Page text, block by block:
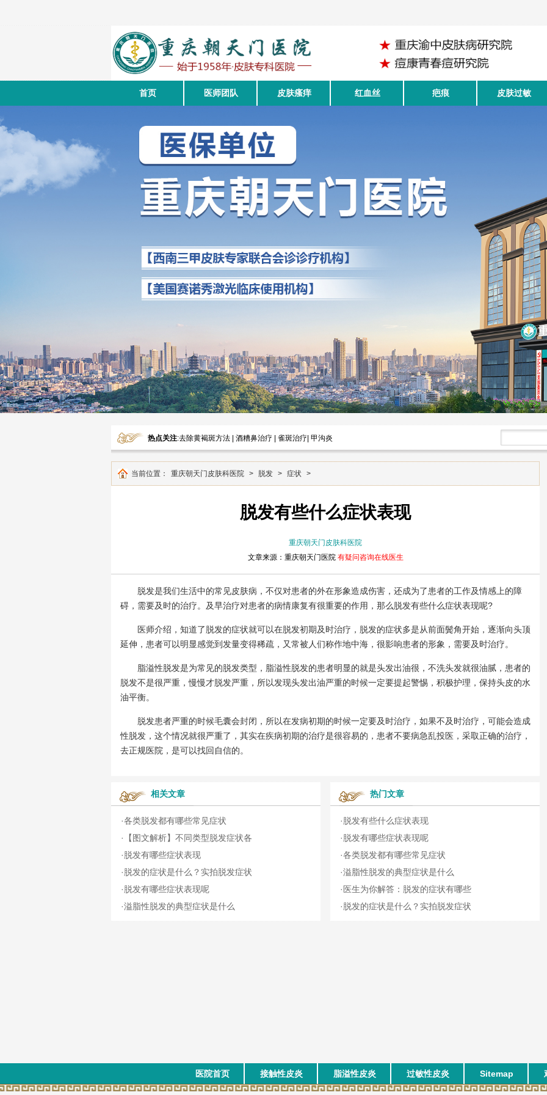
首页 医师团队 皮肤瘙痒 红血丝 疤痕 皮肤过敏
热点关注:去除黄褐斑方法 | 酒糟鼻治疗 | 雀斑治疗| 甲沟炎
当前位置： 重庆朝天门皮肤科医院 > 脱发 > 症状 >
脱发有些什么症状表现
重庆朝天门皮肤科医院
文章来源：重庆朝天门医院 有疑问咨询在线医生
脱发是我们生活中的常见皮肤病，不仅对患者的外在形象造成伤害，还成为了患者的工作及情感上的障
碍，需要及时的治疗。及早治疗对患者的病情康复有很重要的作用，那么脱发有些什么症状表现呢?
医师介绍，知道了脱发的症状就可以在脱发初期及时治疗，脱发的症状多是从前面鬓角开始，逐渐向头顶
延伸，患者可以明显感觉到发量变得稀疏，又常被人们称作地中海，很影响患者的形象，需要及时治疗。
脂溢性脱发是为常见的脱发类型，脂溢性脱发的患者明显的就是头发出油很，不洗头发就很油腻，患者的
脱发不是很严重，慢慢才脱发严重，所以发现头发出油严重的时候一定要提起警惕，积极护理，保持头皮的水
油平衡。
脱发患者严重的时候毛囊会封闭，所以在发病初期的时候一定要及时治疗，如果不及时治疗，可能会造成
性脱发，这个情况就很严重了，其实在疾病初期的治疗是很容易的，患者不要病急乱投医，采取正确的治疗，
去正规医院，是可以找回自信的。
相关文章
·各类脱发都有哪些常见症状
·
【图文解析】不同类型脱发症状各
·脱发有哪些症状表现
·脱发的症状是什么？实拍脱发症状
·脱发有哪些症状表现呢
·溢脂性脱发的典型症状是什么
热门文章
·脱发有些什么症状表现
·脱发有哪些症状表现呢
·各类脱发都有哪些常见症状
·溢脂性脱发的典型症状是什么
·医生为你解答：脱发的症状有哪些
·脱发的症状是什么？实拍脱发症状
医院首页 接触性皮炎 脂溢性皮炎 过敏性皮炎 Sitemap